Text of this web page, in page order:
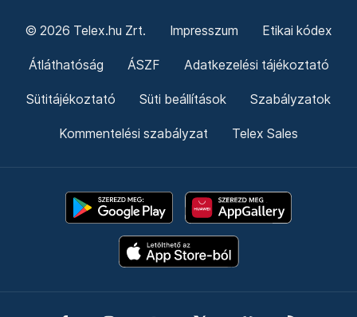
© 2026 Telex.hu Zrt. Impresszum Etikai kódex
Átláthatóság ÁSZF Adatkezelési tájékoztató
Sütitájékoztató Süti beállítások Szabályzatok
Kommentelési szabályzat Telex Sales